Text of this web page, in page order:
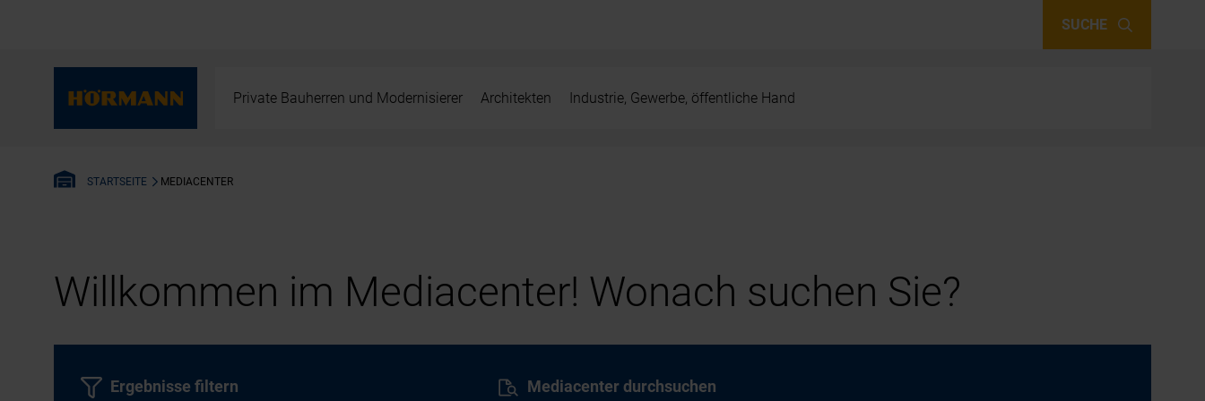
SUCHE
Private Bauherren und Modernisierer Architekten Industrie, Gewerbe, öffentliche Hand
STARTSEITE MEDIACENTER
Willkommen im Mediacenter! Wonach suchen Sie?
Mediacenter durchsuchen
Ergebnisse filtern